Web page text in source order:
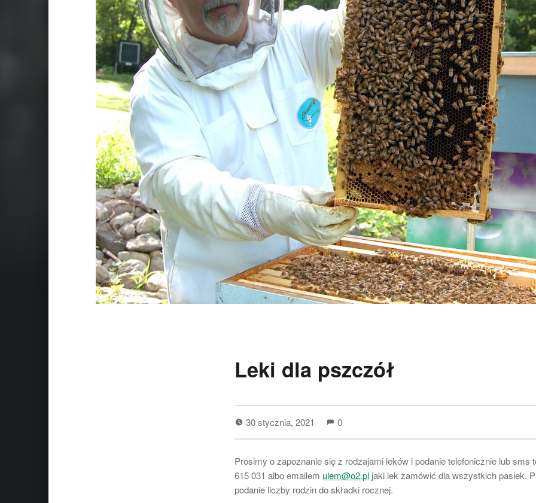
Leki dla pszczół
30 stycznia, 2021 0
Prosimy o zapoznanie się z rodzajami leków i podanie telefonicznie lub sms
615 031 albo emailem ulem@o2.pl jaki lek zamówić dla wszystkich pasiek.
podanie liczby rodzin do składki rocznej.